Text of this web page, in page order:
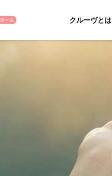
クルーヴとは